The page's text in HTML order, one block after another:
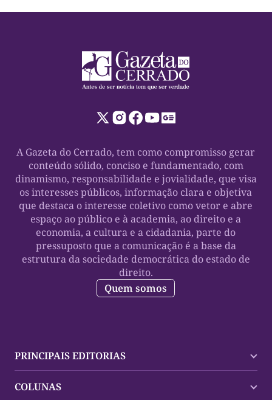
A Gazeta do Cerrado, tem como compromisso gerar
conteúdo sólido, conciso e fundamentado, com
dinamismo, responsabilidade e jovialidade, que visa
os interesses públicos, informação clara e objetiva
que destaca o interesse coletivo como vetor e abre
espaço ao público e à academia, ao direito e a
economia, a cultura e a cidadania, parte do
pressuposto que a comunicação é a base da
estrutura da sociedade democrática do estado de
direito.
Quem somos
PRINCIPAIS EDITORIAS
Palmas
COLUNAS